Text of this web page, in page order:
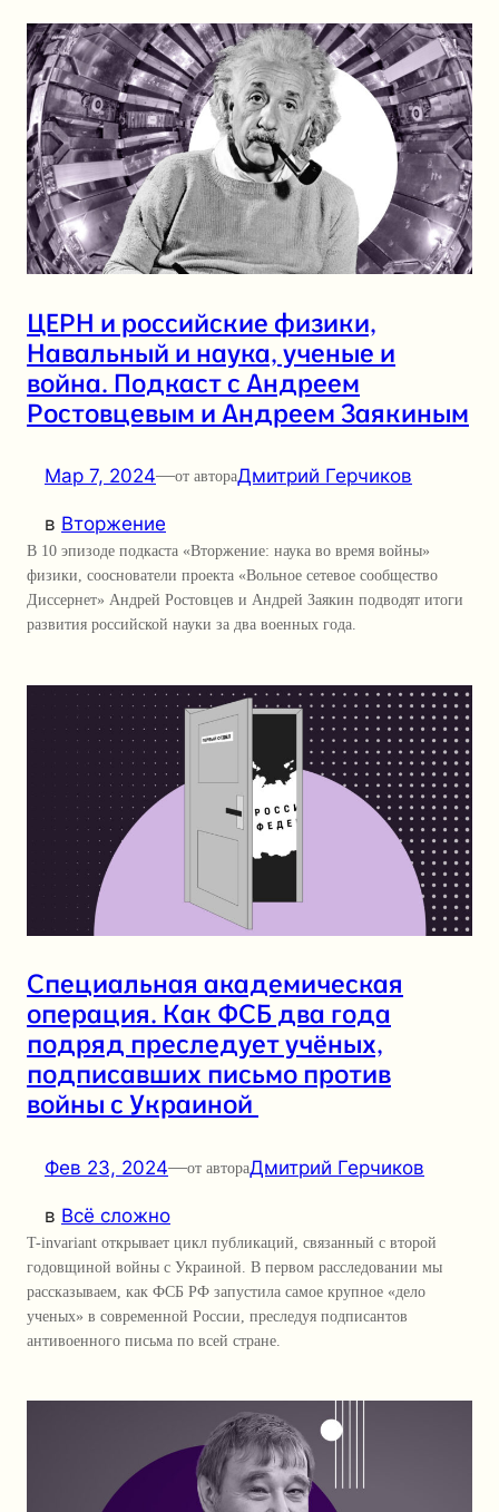
ЦЕРН и российские физики,
Навальный и наука, ученые и
война. Подкаст с Андреем
Ростовцевым и Андреем Заякиным
Мар 7, 2024—от автораДмитрий Герчиков
в Вторжение
В 10 эпизоде подкаста «Вторжение: наука во время войны»
физики, сооснователи проекта «Вольное сетевое сообщество
Диссернет» Андрей Ростовцев и Андрей Заякин подводят итоги
развития российской науки за два военных года.
Специальная академическая
операция. Как ФСБ два года
подряд преследует учёных,
подписавших письмо против
войны с Украиной
Фев 23, 2024—от автораДмитрий Герчиков
в Всё сложно
T-invariant открывает цикл публикаций, связанный с второй
годовщиной войны с Украиной. В первом расследовании мы
рассказываем, как ФСБ РФ запустила самое крупное «дело
ученых» в современной России, преследуя подписантов
антивоенного письма по всей стране.